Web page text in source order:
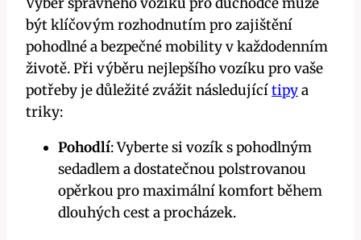
být klíčovým rozhodnutím pro zajištění
pohodlné a bezpečné mobility v každodenním
životě. Při výběru nejlepšího vozíku pro vaše
potřeby je důležité zvážit následujícítipya
triky:
Pohodlí: Vyberte si vozík s pohodlným
sedadlem a dostatečnou polstrovanou
opěrkou pro maximální komfort během
dlouhých cest a procházek.